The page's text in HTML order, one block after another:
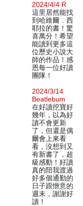
2024/4/4 R
這里居然能找
到哈維爾．西
耶拉的書！驚
喜萬分！希望
能讀到更多這
位歷史小說大
師的作品！感
恩每一位好讀
團隊！
2024/3/14
Beatlebum
在好讀挖寶好
幾年，以為好
讀不會更新
了，但還是偶
爾會上來看
看，沒想到又
有新書了，超
級感動！好讀
真的陪我渡過
好多個通勤的
日子跟愜意的
週末，謝謝好
讀！